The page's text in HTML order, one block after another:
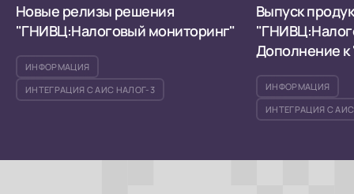
Новые релизы решения
"ГНИВЦ:Налоговый мониторинг"
ИНФОРМАЦИЯ
ИНТЕГРАЦИЯ С АИС НАЛОГ-3
Выпуск
Дополнение
мониторинг",
Управление
ИНФОРМАЦИЯ
ИНТЕГРАЦИЯ С